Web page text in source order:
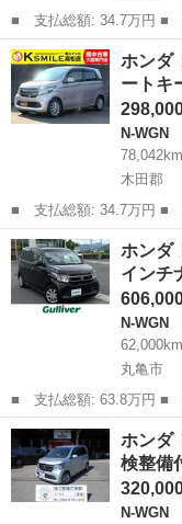
■ 支払総額: 34.7万円 ■ 車両本体価格： 298,000 円 ■ メーカー
名： ホンダ ■ 車種名
ゲーション／ドライブレ
／オートエア...
香川 木田郡 N-
ホンダ
ートキ
N-WGN
78,042km
木田郡
■ 支払総額: 34.7万円 ■ 車両本体価格： 298,000 円 ■ メーカー
名： ホンダ ■ 車種名
オーディオ／スマートキ
外アルミホイ...
香川 木田郡 N-
ホンダ
イン
N-WGN
62,000km
丸亀市
■ 支払総額: 63.8万円 ■ 車両本体価格： 606,000 円 ■ メーカー
名： ホンダ ■ 車種名
ッケージ 純正７イン
バックカメラ...
香川 丸亀市 N-
ホンダ
検整
N-WGN